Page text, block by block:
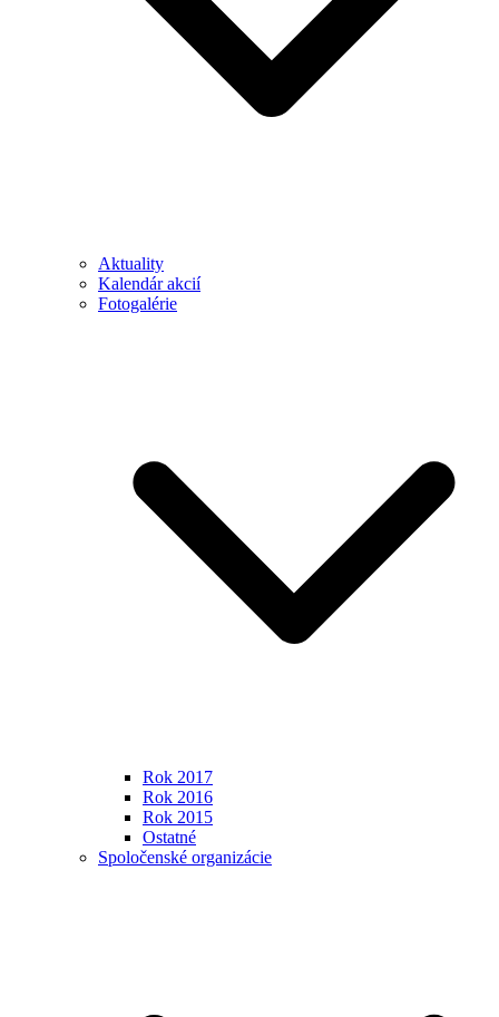
Aktuality
Kalendár akcií
Fotogalérie
Rok 2017
Rok 2016
Rok 2015
Ostatné
Spoločenské organizácie